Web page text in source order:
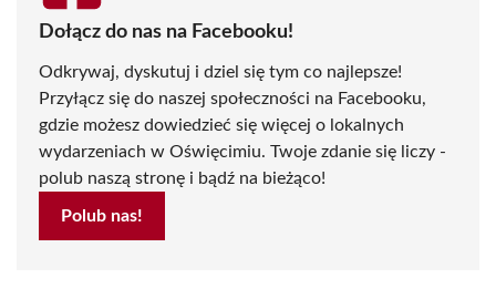
Dołącz do nas na Facebooku!
Odkrywaj, dyskutuj i dziel się tym co najlepsze!
Przyłącz się do naszej społeczności na Facebooku,
gdzie możesz dowiedzieć się więcej o lokalnych
wydarzeniach w Oświęcimiu. Twoje zdanie się liczy -
polub naszą stronę i bądź na bieżąco!
Polub nas!